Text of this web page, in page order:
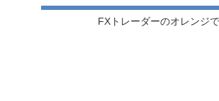
FXトレーダーのオレンジ